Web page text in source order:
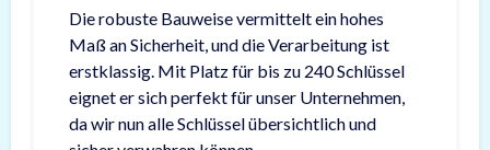
Die robuste Bauweise vermittelt ein hohes
Maß an Sicherheit, und die Verarbeitung ist
erstklassig. Mit Platz für bis zu 240 Schlüssel
eignet er sich perfekt für unser Unternehmen,
da wir nun alle Schlüssel übersichtlich und